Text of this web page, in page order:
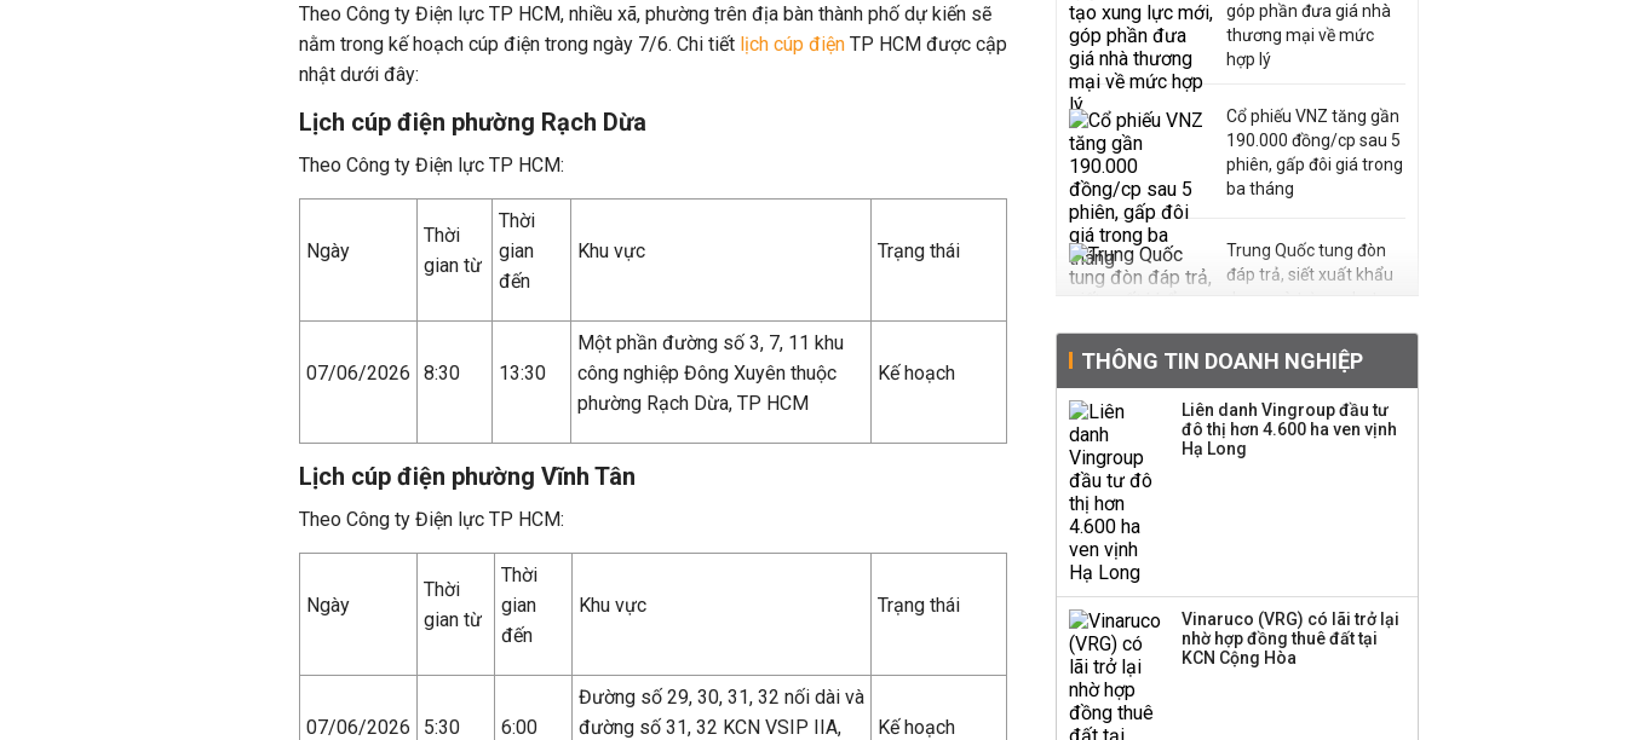
Theo Công ty Điện lực TP HCM, nhiều xã, phường trên địa bàn thành phố dự kiến sẽ
nằm trong kế hoạch cúp điện trong ngày 7/6. Chi tiết lịch cúp điện TP HCM được cập
nhật dưới đây:
Lịch cúp điện phường Rạch Dừa
Theo Công ty Điện lực TP HCM:
Ngày
Thời
gian từ
Thời
gian
đến
Khu vực Trạng thái
07/06/2026 8:30 13:30
Một phần đường số 3, 7, 11 khu
công nghiệp Đông Xuyên thuộc
phường Rạch Dừa, TP HCM
Kế hoạch
Lịch cúp điện phường Vĩnh Tân
Theo Công ty Điện lực TP HCM:
Ngày
Thời
gian từ
Thời
gian
đến
Khu vực Trạng thái
07/06/2026 5:30 6:00
Đường số 29, 30, 31, 32 nối dài và
đường số 31, 32 KCN VSIP IIA,
Kế hoạch
góp phần đưa giá nhà
thương mại về mức
hợp lý
Cổ phiếu VNZ tăng gần
190.000 đồng/cp sau 5
phiên, gấp đôi giá trong
ba tháng
Trung Quốc tung đòn
đáp trả, siết xuất khẩu
drone và trừng phạt
Hoá chất Đức Giang
công bố hai ứng viên
HĐQT, cổ phiếu DGC
tăng trần
trang, phụ kiện cao cấp
Hãng kim cương tài trợ
THÔNG TIN DOANH NGHIỆP
Liên danh Vingroup đầu tư
đô thị hơn 4.600 ha ven vịnh
Hạ Long
Vinaruco (VRG) có lãi trở lại
nhờ hợp đồng thuê đất tại
KCN Cộng Hòa